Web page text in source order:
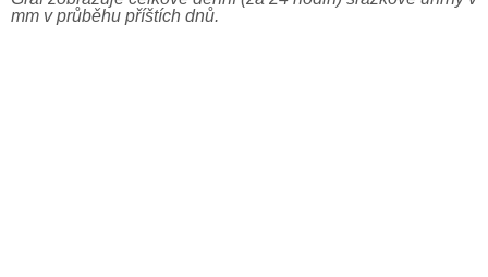
mm v průběhu příštích dnů.